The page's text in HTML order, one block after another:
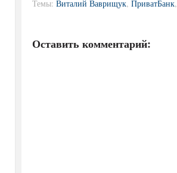
Темы: Виталий Ваврищук, ПриватБанк,
Оставить комментарий: